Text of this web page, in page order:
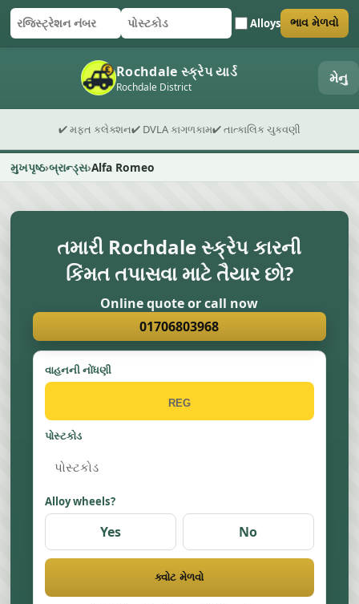
રજિસ્ટ્રેશન નંબર
પોસ્ટકોડ Alloys
ફોર્મ સબમિટ કરો ભાવ મેળવો
Rochdale સ્ક્રેપ યાર્ડ
Rochdale District મેનુ
✔ મફત કલેક્શન✔ DVLA કાગળકામ✔ તાત્કાલિક ચુકવણી
મુખપૃષ્ઠ બ્રાન્ડ્સ Alfa Romeo
તમારી Rochdale સ્ક્રેપ કારની
કિંમત તપાસવા માટે તૈયાર છો?
Online quote or call now
01706803968
વાહનની નોંધણી
પોસ્ટકોડ
Alloy wheels?
Yes No
ક્વોટ મેળવો